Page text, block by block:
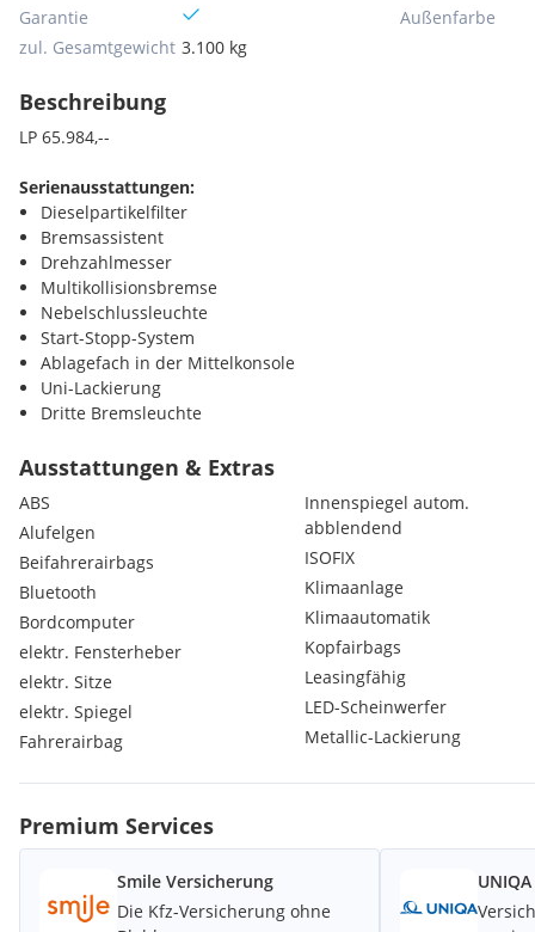
Garantie
zul. Gesamtgewicht 3.100 kg
Außenfarbe
Beschreibung
LP 65.984,--
Serienausstattungen:
Dieselpartikelfilter
Bremsassistent
Drehzahlmesser
Multikollisionsbremse
Nebelschlussleuchte
Start-Stopp-System
Ablagefach in der Mittelkonsole
Uni-Lackierung
Dritte Bremsleuchte
Geschwindigkeitsbegrenzer
LED-Rückleuchten
E-Call
Automatische Leuchtweitenregulierung
Emergency Stop Signal
Lenkrad höhen- und weitenverstellbar
Bordwerkzeug und Wagenheber
Sonnenblende für Fahrer und Beifahrer
Anhängerstabilisierung
Ablagefach auf dem Armaturenbrett
Seitenaufprallschutz in den Türen
Diebstahlwarnanlage
Vollwertiges Ersatzrad
Multi-Informations-Display
12 V-Steckdose im Handschuhfach
Abschlepphaken vorne
Armauflage vorne mit Fach
Ausstattungen & Extras
ABS
Alufelgen
Beifahrerairbags
Bluetooth
Bordcomputer
elektr. Fensterheber
elektr. Sitze
elektr. Spiegel
Fahrerairbag
Innenspiegel autom.
abblendend
ISOFIX
Klimaanlage
Klimaautomatik
Kopfairbags
Leasingfähig
LED-Scheinwerfer
Metallic-Lackierung
Premium Services
Smile Versicherung
Die Kfz-Versicherung ohne